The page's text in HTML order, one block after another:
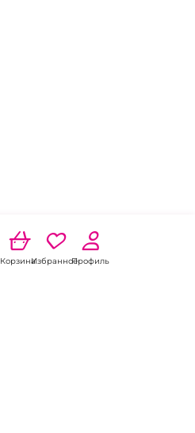
КорзинаИзбранноеПрофиль